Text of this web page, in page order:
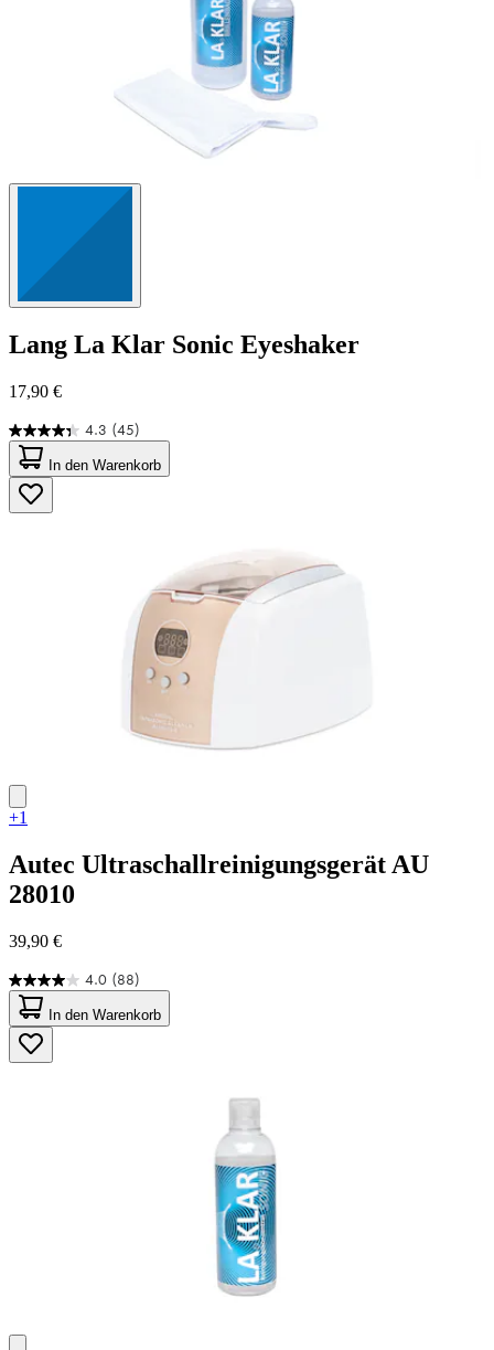
Lang La Klar Sonic Eyeshaker
17,90 €
4.3 (45)
4.3
von
5
Sternen.
45
In den Warenkorb
+1
Autec Ultraschallreinigungsgerät AU
28010
39,90 €
4.0 (88)
4.0
von
5
Sternen.
88
In den Warenkorb